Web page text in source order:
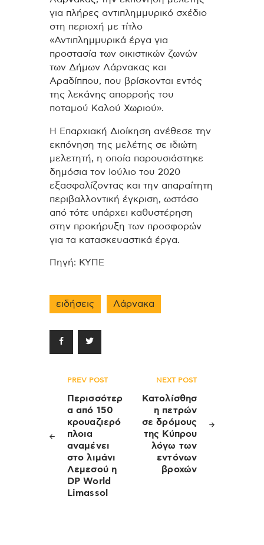
για πλήρες αντιπλημμυρικό σχέδιο
στη περιοχή με τίτλο
«Αντιπλημμυρικά έργα για
προστασία των οικιστικών ζωνών
των Δήμων Λάρνακας και
Αραδίππου, που βρίσκονται εντός
της λεκάνης απορροής του
ποταμού Καλού Χωριού».
Η Επαρχιακή Διοίκηση ανέθεσε την
εκπόνηση της μελέτης σε ιδιώτη
μελετητή, η οποία παρουσιάστηκε
δημόσια τον Ιούλιο του 2020
εξασφαλίζοντας και την απαραίτητη
περιβαλλοντική έγκριση, ωστόσο
από τότε υπάρχει καθυστέρηση
στην προκήρυξη των προσφορών
για τα κατασκευαστικά έργα.
Πηγή: ΚΥΠΕ
ειδήσεις Λάρνακα
Πλοήγηση
άρθρων
PREV POST
Περισσότερ
α από 150
κρουαζιερό
πλοια
αναμένει
στο λιμάνι
Λεμεσού η
DP World
Limassol
NEXT POST
Κατολίσθησ
η πετρών
σε δρόμους
της Κύπρου
λόγω των
εντόνων
βροχών